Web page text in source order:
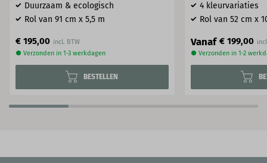
Duurzaam & ecologisch
Rol van 91 cm x 5,5 m
€ 195,00
● Verzonden in 1-3 werkdagen
BESTELLEN
4 kleurvariaties
Rol van 52 cm x
Vanaf € 199,00
● Verzonden in 1-2